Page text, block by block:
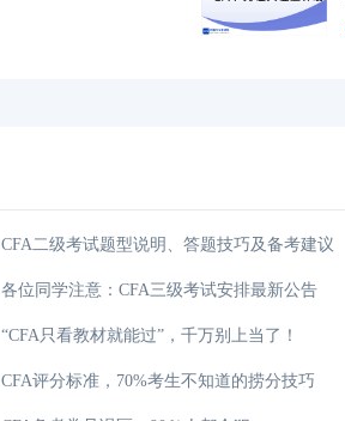
CFA二级考试题型说明、答题技巧及备考建议
各位同学注意：CFA三级考试安排最新公告
“CFA只看教材就能过”，千万别上当了！
CFA评分标准，70%考生不知道的捞分技巧
2026-